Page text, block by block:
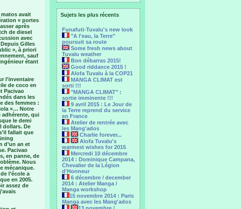
Sujets les plus récents
Funafuti-Tuvalu's new look
"A l'eau, la Terre"
poursuit sa route
Some fresh news about
Tuvalu weather
Bon débarras 2015!
Good riddance 2015 !
Alofa Tuvalu à la COP21
MANGA CLIMAT est
sorti !!!
"MANGA CLIMAT" :
sortie imminente !!!
9 avril 2015 : Le Jour de
la Terre reprend du service
en France
Atelier de rentrée avec
les Mang'ados
Charlie forever...
Alofa Tuvalu's
warmest wishes for 2015
Mercredi 10 décembre
2014 : Dominique Campana,
Chevalier de la Légion
d'Honneur
6 décembre / december
2014 : Atelier Manga /
Manga workshop
15 novembre 2014 : Paris
Manga avec les Mang'ados
matos avait
« portes
après
de diesel
avec
Gilles
», à priori
sauf
étant
l’inventaire
de coco en
Pacivao
dans les
des femmes :
»… Notre
adhérente, qui
le demi
dollars. De
fallait que
d’un an et
Pacivao
en panne, de
Nous
mécanique.
l’école a
en 2005.
assez de